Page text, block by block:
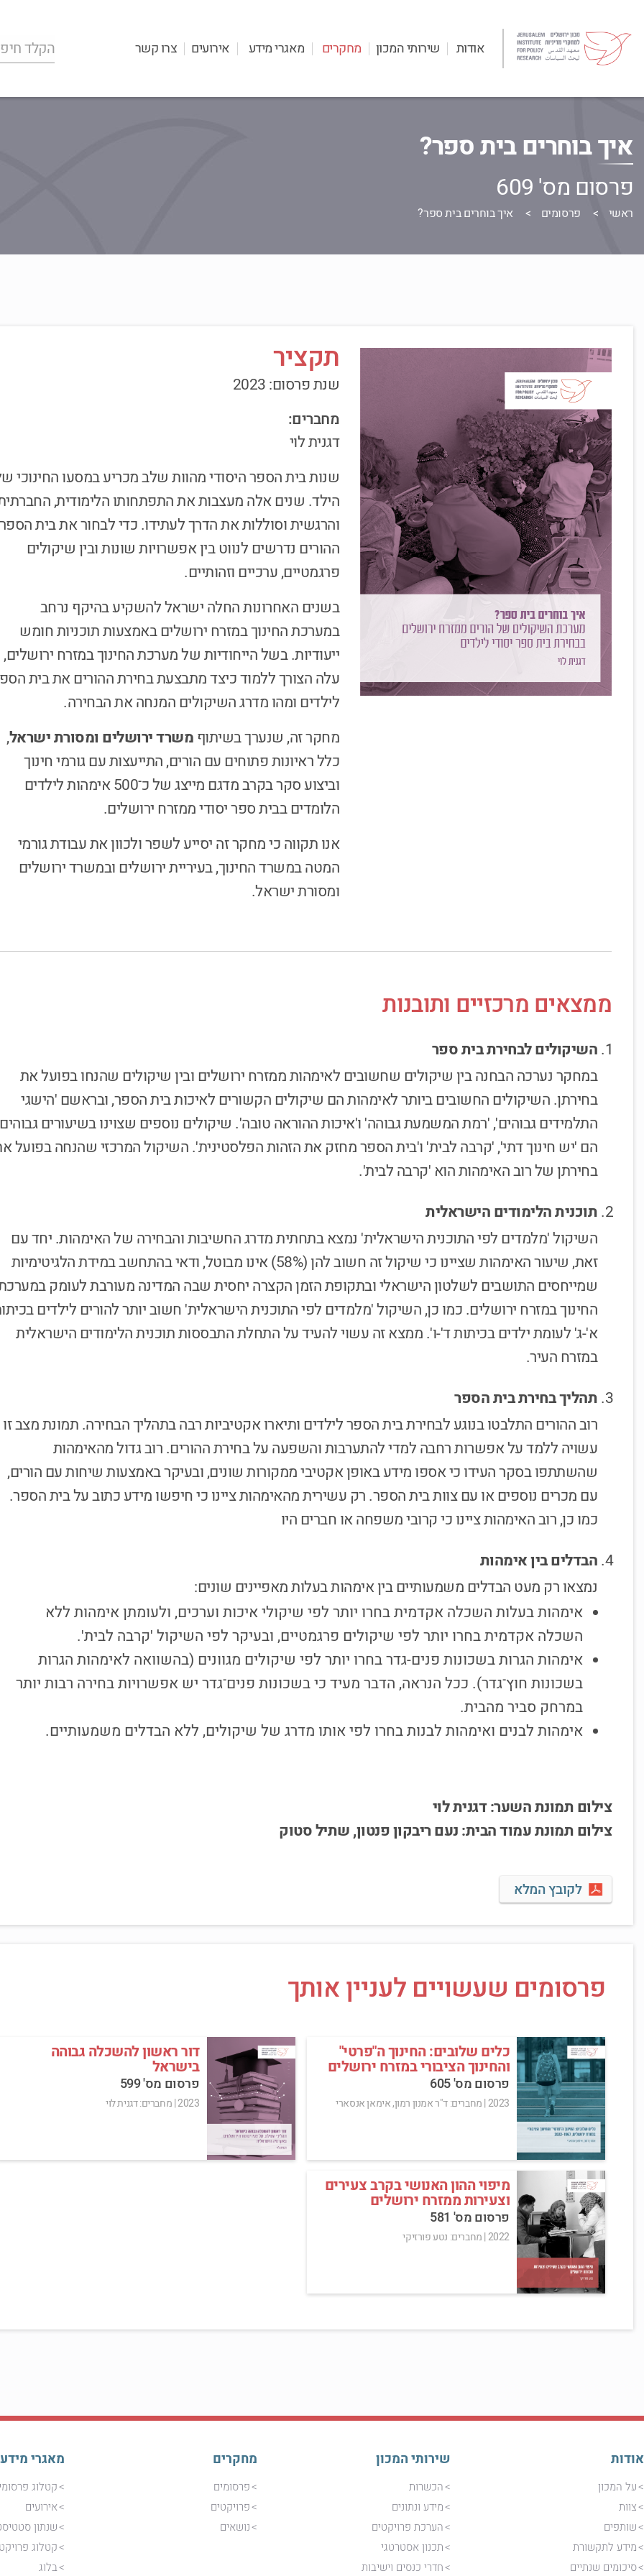
אודות שירותי המכון מחקרים מאגרי מידע אירועים צרו קשר
איך בוחרים בית ספר?
פרסום מס' 609
ראשי פרסומים איך בוחרים בית ספר?
תקציר
שנת פרסום: 2023
מחברים:
דגנית לוי
שנות בית הספר היסודי מהוות שלב מכריע במסעו החינוכי
הילד. שנים אלה מעצבות את התפתחותו הלימודית,
והרגשית וסוללות את הדרך לעתידו. כדי לבחור את בית
ההורים נדרשים לנווט בין אפשרויות שונות ובין שיקולים
פרגמטיים, ערכיים וזהותיים.
בשנים האחרונות החלה ישראל להשקיע בהיקף נרחב
במערכת החינוך במזרח ירושלים באמצעות תוכניות חומש
ייעודיות. בשל הייחודיות של מערכת החינוך במזרח ירושלים,
עלה הצורך ללמוד כיצד מתבצעת בחירת ההורים את בית
לילדים ומהו מדרג השיקולים המנחה את הבחירה.
מחקר זה, שנערך בשיתוףמשרד ירושלים ומסורת ישראל,
כלל ראיונות פתוחים עם הורים, התייעצות עם גורמי חינוך
וביצוע סקר בקרב מדגם מייצג של כ־500 אימהות לילדים
הלומדים בבית ספר יסודי ממזרח ירושלים.
אנו תקווה כי מחקר זה יסייע לשפר ולכוון את עבודת גורמי
המטה במשרד החינוך, בעיריית ירושלים ובמשרד ירושלים
ומסורת ישראל.
ממצאים מרכזיים ותובנות
השיקולים לבחירת בית ספר
במחקר נערכה הבחנה בין שיקולים שחשובים לאימהות ממזרח ירושלים ובין שיקולים שהנחו בפועל את
בחירתן. השיקולים החשובים ביותר לאימהות הם שיקולים הקשורים לאיכות בית הספר, ובראשם 'הישגי
התלמידים גבוהים', 'רמת המשמעת גבוהה' ו'איכות ההוראה טובה'. שיקולים נוספים שצוינו בשיעורים גבוהים
הם 'יש חינוך דתי', 'קרבה לבית' ו'בית הספר מחזק את הזהות הפלסטינית'. השיקול המרכזי שהנחה בפועל
בחירתן של רוב האימהות הוא 'קרבה לבית'.
תוכנית הלימודים הישראלית
השיקול 'מלמדים לפי התוכנית הישראלית' נמצא בתחתית מדרג החשיבות והבחירה של האימהות. יחד עם
זאת, שיעור האימהות שציינו כי שיקול זה חשוב להן (58%) אינו מבוטל, ודאי בהתחשב במידת הלגיטימיות
שמייחסים התושבים לשלטון הישראלי ובתקופת הזמן הקצרה יחסית שבה המדינה מעורבת לעומק
החינוך במזרח ירושלים. כמו כן, השיקול 'מלמדים לפי התוכנית הישראלית' חשוב יותר להורים לילדים
א'-ג' לעומת ילדים בכיתות ד'-ו'. ממצא זה עשוי להעיד על התחלת התבססות תוכנית הלימודים הישראלית
במזרח העיר.
תהליך בחירת בית הספר
רוב ההורים התלבטו בנוגע לבחירת בית הספר לילדים ותיארו אקטיביות רבה בתהליך הבחירה. תמונת מצב זו
עשויה ללמד על אפשרות רחבה למדי להתערבות והשפעה על בחירת ההורים. רוב גדול מהאימהות
שהשתתפו בסקר העידו כי אספו מידע באופן אקטיבי ממקורות שונים, ובעיקר באמצעות שיחות עם הורים,
עם מכרים נוספים או עם צוות בית הספר. רק עשירית מהאימהות ציינו כי חיפשו מידע כתוב על בית הספר.
כמו כן, רוב האימהות ציינו כי קרובי משפחה או חברים היו
הבדלים בין אימהות
נמצאו רק מעט הבדלים משמעותיים בין אימהות בעלות מאפיינים שונים:
אימהות בעלות השכלה אקדמית בחרו יותר לפי שיקולי איכות וערכים, ולעומתן אימהות ללא
השכלה אקדמית בחרו יותר לפי שיקולים פרגמטיים, ובעיקר לפי השיקול 'קרבה לבית'.
אימהות הגרות בשכונות פנים-גדר בחרו יותר לפי שיקולים מגוונים (בהשוואה לאימהות הגרות
בשכונות חוץ־גדר). ככל הנראה, הדבר מעיד כי בשכונות פנים־גדר יש אפשרויות בחירה רבות יותר
במרחק סביר מהבית.
אימהות לבנים ואימהות לבנות בחרו לפי אותו מדרג של שיקולים, ללא הבדלים משמעותיים.
צילום תמונת השער: דגנית לוי
צילום תמונת עמוד הבית: נעם ריבקון פנטון, שתיל סטוק
לקובץ המלא
פרסומים שעשויים לעניין אותך
כלים שלובים: החינוך ה"פרטי"
והחינוך הציבורי במזרח ירושלים
פרסום מס' 605
2023
|מחברים: ד"ר אמנון רמון, אימאן אנסארי
דור ראשון להשכלה גבוהה
בישראל
פרסום מס' 599
2023
|מחברים: דגנית לוי
מיפוי ההון האנושי בקרב צעירים
וצעירות ממזרח ירושלים
פרסום מס' 581
2022
|מחברים: נטע פורזיקי
אודות
על המכון
צוות
שותפים
מידע לתקשורת
סיכומים שנתיים
שירותי המכון
הכשרות
מידע ונתונים
הערכת פרויקטים
תכנון אסטרטגי
חדרי כנסים וישיבות
מחקרים
פרסומים
פרויקטים
נושאים
מאגרי מידע
קטלוג
אירועים
שנתון
קטלוג
בלוג